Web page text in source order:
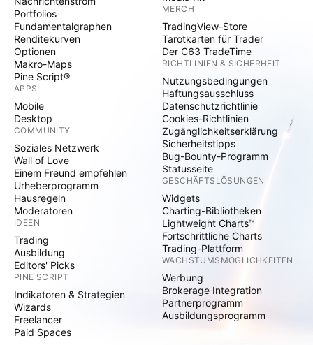
Portfolios
Fundamentalgraphen
Renditekurven
Optionen
Makro-Maps
Pine Script®
APPS
Mobile
Desktop
COMMUNITY
Soziales Netzwerk
Wall of Love
Einem Freund empfehlen
Urheberprogramm
Hausregeln
Moderatoren
IDEEN
Trading
Ausbildung
Editors' Picks
PINE SCRIPT
Indikatoren & Strategien
Wizards
Freelancer
Paid Spaces
MERCH
TradingView-Store
Tarotkarten für Trader
Der C63 TradeTime
RICHTLINIEN & SICHERHEIT
Nutzungsbedingungen
Haftungsausschluss
Datenschutzrichtlinie
Cookies-Richtlinien
Zugänglichkeitserklärung
Sicherheitstipps
Bug-Bounty-Programm
Statusseite
GESCHÄFTSLÖSUNGEN
Widgets
Charting-Bibliotheken
Lightweight Charts™
Fortschrittliche Charts
Trading-Plattform
WACHSTUMSMÖGLICHKEITEN
Werbung
Brokerage Integration
Partnerprogramm
Ausbildungsprogramm